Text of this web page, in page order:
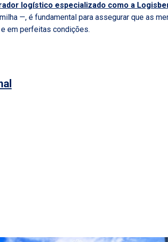
logístico especializado como a
—, é fundamental para assegurar que as
em perfeitas condições.